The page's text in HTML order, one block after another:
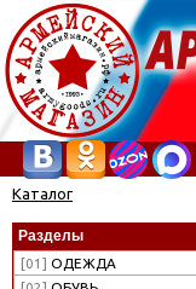
Каталог
Разделы
[01] ОДЕЖДА